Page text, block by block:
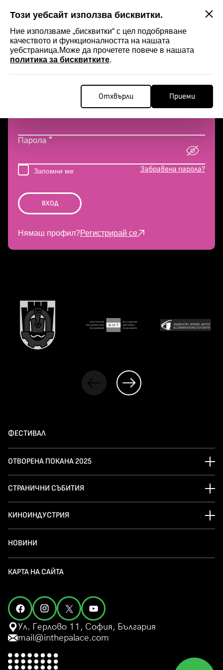
Този уебсайт използва бисквитки.
Ние използваме „бисквитки“ с цел подобряване
качеството и функционалността на нашата
уебстраница.Може да прочетете повече в нашата
политика за бисквитките.
Отхвърли Приеми
ВХОДВ САЙТА
Парола *
Запомни ме Забравена парола?
ВХОД
Нямаш профил?Регистрирай се
ФЕСТИВАЛ
ОТВОРЕНА ПОКАНА 2025
СТРАНИЧНИ СЪБИТИЯ
КИНОИНДУСТРИЯ
НОВИНИ
КАРТА НА САЙТА
Ул. Герлово 11, София, България
mail@inthepalace.com